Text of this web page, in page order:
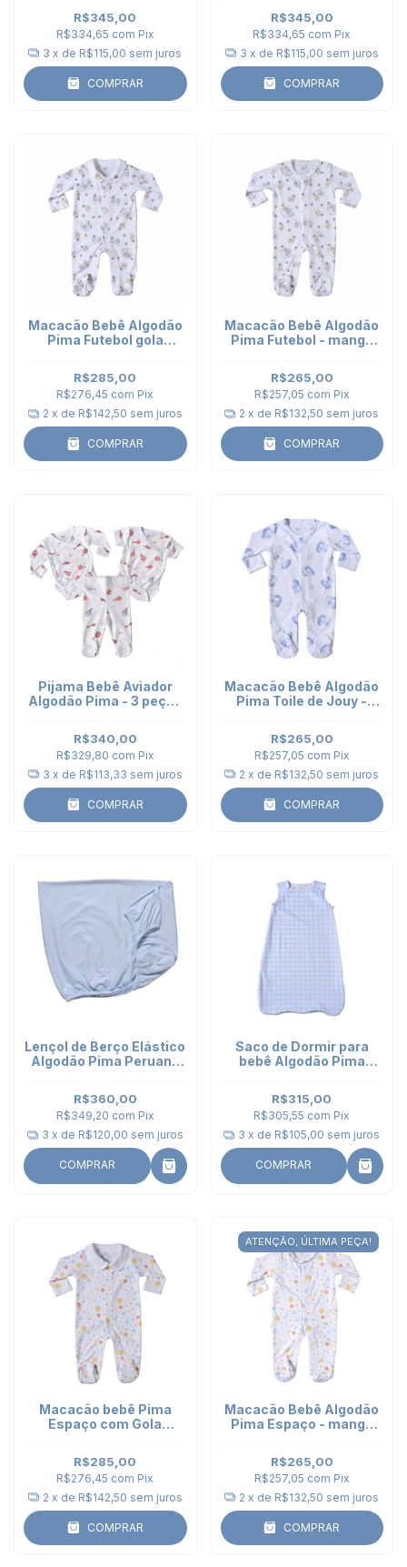
R$345,00
R$334,65 com Pix
3 x de R$115,00 sem juros
COMPRAR
R$345,00
R$334,65 com Pix
3 x de R$115,00 sem juros
COMPRAR
Macacão Bebê Algodão
Pima Futebol gola
R$285,00
R$276,45 com Pix
2 x de R$142,50 sem juros
COMPRAR
Macacão Bebê Algodão
Pima Futebol - manga
R$265,00
R$257,05 com Pix
2 x de R$132,50 sem juros
COMPRAR
Pijama Bebê Aviador
Algodão Pima - 3 peças
R$340,00
R$329,80 com Pix
3 x de R$113,33 sem juros
COMPRAR
Macacão Bebê Algodão
Pima Toile de Jouy -
R$265,00
R$257,05 com Pix
2 x de R$132,50 sem juros
COMPRAR
Lençol de Berço Elástico
Algodão Pima Peruano
R$360,00
R$349,20 com Pix
3 x de R$120,00 sem juros
COMPRAR
Saco de Dormir para
bebê Algodão Pima
R$315,00
R$305,55 com Pix
3 x de R$105,00 sem juros
COMPRAR
Macacão bebê Pima
Espaço com Gola
R$285,00
R$276,45 com Pix
2 x de R$142,50 sem juros
COMPRAR
ATENÇÃO, ÚLTIMA PEÇA!
Macacão Bebê Algodão
Pima Espaço - manga
R$265,00
R$257,05 com Pix
2 x de R$132,50 sem juros
COMPRAR